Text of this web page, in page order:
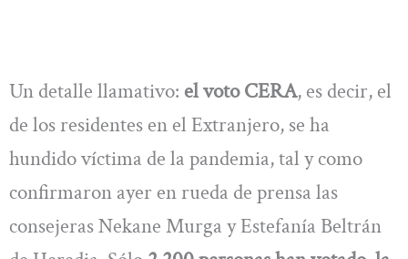
Un detalle llamativo: el voto CERA, es decir, el
de los residentes en el Extranjero, se ha
hundido víctima de la pandemia, tal y como
confirmaron ayer en rueda de prensa las
consejeras Nekane Murga y Estefanía Beltrán